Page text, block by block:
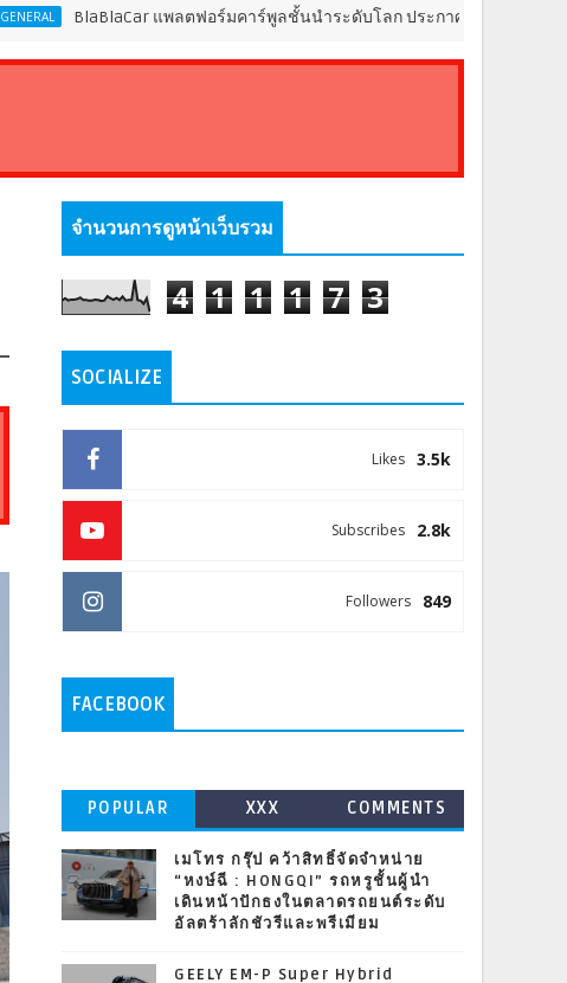
แพลตฟอร์มคาร์พูลชั้นนำระดับโลก ประกาศเปิดให้บริการในประเทศไทย
จำนวนการดูหน้าเว็บรวม
4 1 1 1 7 3
SOCIALIZE
3.5k
Likes
2.8k
Subscribes
849
Followers
FACEBOOK
POPULAR XXX COMMENTS
เมโทร กรุ๊ป คว้าสิทธิ์จัดจำหน่าย
“หงษ์ฉี : HONGQI” รถหรูชั้นผู้นำ
เดินหน้าปักธงในตลาดรถยนต์ระดับ
อัลตร้าลักชัวรีและพรีเมียม
GEELY EM-P Super Hybrid